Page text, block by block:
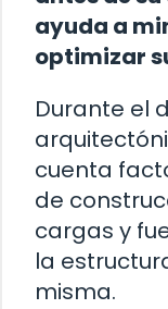
ayuda a
optimizar
Durante el
cuenta
de
cargas y
la
misma.